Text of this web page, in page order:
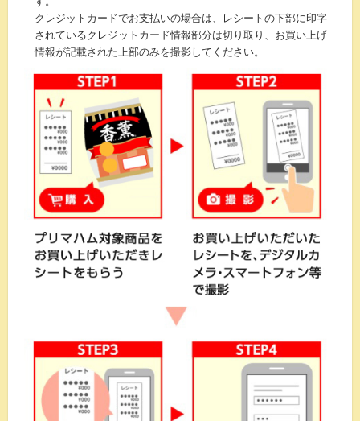
クレジットカードでお支払いの場合は、レシートの下部に印字
されているクレジットカード情報部分は切り取り、お買い上げ
情報が記載された上部のみを撮影してください。